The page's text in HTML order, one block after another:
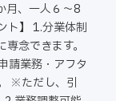
月、一人６～8
ト】 1.分業体制
念できます。
請業務・アフタ
※ただし、引